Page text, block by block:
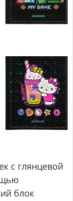
с глянцевой
блок